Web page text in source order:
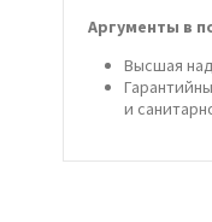
Аргументы в
Высшая
и